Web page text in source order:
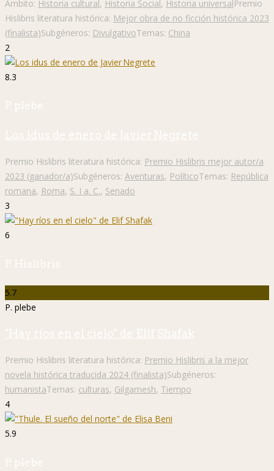
Ámbito: Historia cultural , Historia Social , Historia universal Premio
Hislibris literatura histórica: Mejor obra de no ficción histórica 2023
(finalista)Subgéneros: DivulgativoTemas: China
2
8.3
P. plebe
Los idus de enero de Javier Negrete
Premio Hislibris literatura histórica: Premio Hislibris mejor autor/a
2023 (ganador/a)Subgéneros: Aventuras, PolíticoTemas: República
romana, Roma, S. I a. C., Senado
3
6
P. Hislibris
5.7
P. plebe
"Hay ríos en el cielo" de Elif Shafak
Premio Hislibris literatura histórica: Premio Hislibris a la mejor
novela histórica traducida 2024 (finalista)Subgéneros:
humanistaTemas: culturas, Gilgamesh, Tiempo
4
5.9
P. plebe